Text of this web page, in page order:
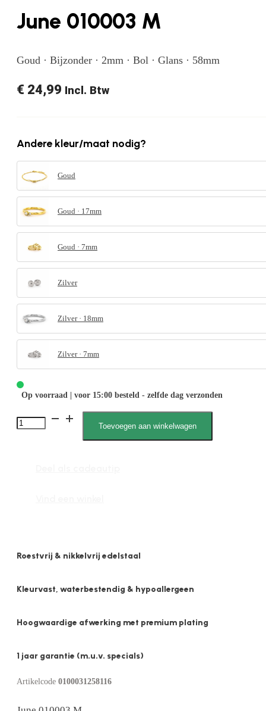
June 010003 M
Goud · Bijzonder · 2mm · Bol · Glans · 58mm
€ 24,99 Incl. Btw
Andere kleur/maat nodig?
Goud
Goud · 17mm
Goud · 7mm
Zilver
Zilver · 18mm
Zilver · 7mm
Op voorraad | voor 15:00 besteld - zelfde dag verzonden
June
Toevoegen aan winkelwagen
Roestvrij & nikkelvrij edelstaal
Kleurvast, waterbestendig & hypoallergeen
Hoogwaardige afwerking met premium plating
1 jaar garantie (m.u.v. specials)
Artikelcode 0100031258116